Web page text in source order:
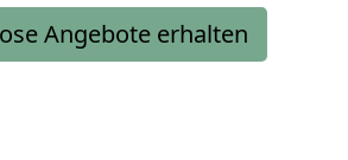
Angebote erhalten